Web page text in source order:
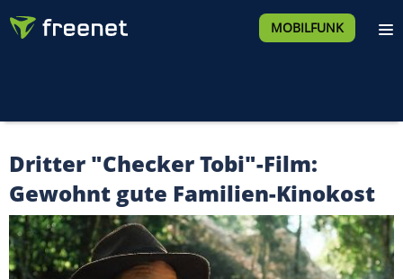
MOBILFUNK
Dritter "Checker Tobi"-Film:
Gewohnt gute Familien-Kinokost